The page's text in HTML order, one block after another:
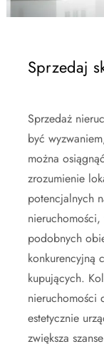
Sprzedaj
Sprzedaż
być
można
zrozumienie
potencjalnych
podobnych
konkurencyjną
kupujących.
nieruchomości
estetycznie
zwiększa